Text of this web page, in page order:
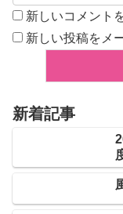
新しいコメント
新しい投稿をメ
新着記事